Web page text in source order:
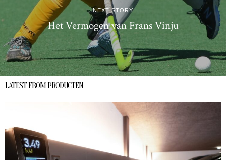
NEXT STORY
Het Vermogen van Frans Vinju
LATEST FROM PRODUCTEN